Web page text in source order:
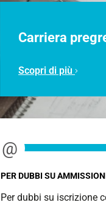
Carriera
Scopri di più
PER DUBBI SU
Per dubbi su iscrizione